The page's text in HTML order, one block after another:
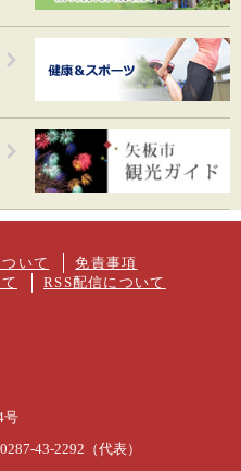
いて
免責事項
RSS配信について
号
43-2292（代表）